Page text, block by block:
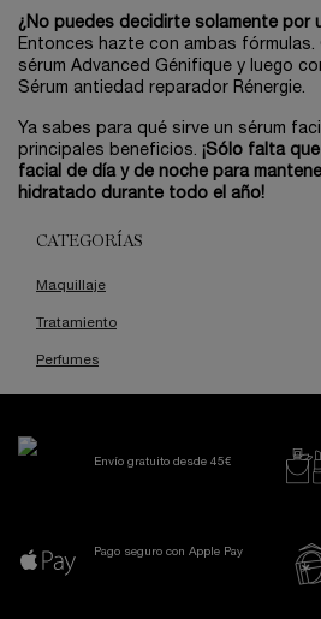
¿No puedes decidirte solamente por
Entonces hazte con ambas fórmulas.
sérum Advanced Génifique y luego
Sérum antiedad reparador Rénergie.
Ya sabes para qué sirve un sérum
principales beneficios. ¡Sólo falta
facial de día y de noche para
hidratado durante todo el año!
CATEGORÍAS
Maquillaje
Tratamiento
Perfumes
Envío gratuito desde 45€
Pago seguro con Apple Pay